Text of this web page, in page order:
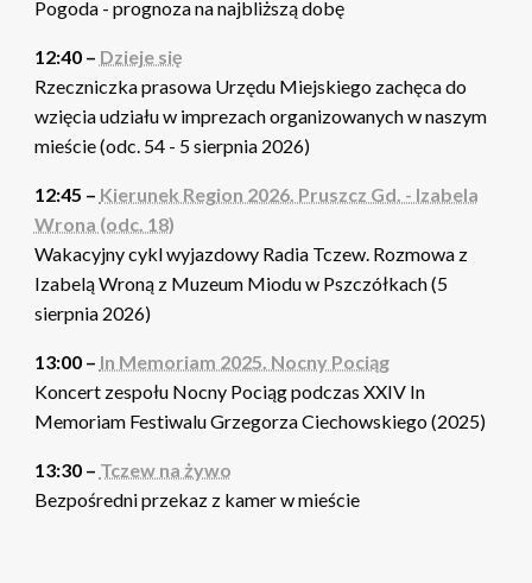
Pogoda - prognoza na najbliższą dobę
12:40 – Dzieje się
Rzeczniczka prasowa Urzędu Miejskiego zachęca do
wzięcia udziału w imprezach organizowanych w naszym
mieście (odc. 54 - 5 sierpnia 2026)
12:45 – Kierunek Region 2026. Pruszcz Gd. - Izabela
Wrona (odc. 18)
Wakacyjny cykl wyjazdowy Radia Tczew. Rozmowa z
Izabelą Wroną z Muzeum Miodu w Pszczółkach (5
sierpnia 2026)
13:00 – In Memoriam 2025. Nocny Pociąg
Koncert zespołu Nocny Pociąg podczas XXIV In
Memoriam Festiwalu Grzegorza Ciechowskiego (2025)
13:30 – Tczew na żywo
Bezpośredni przekaz z kamer w mieście